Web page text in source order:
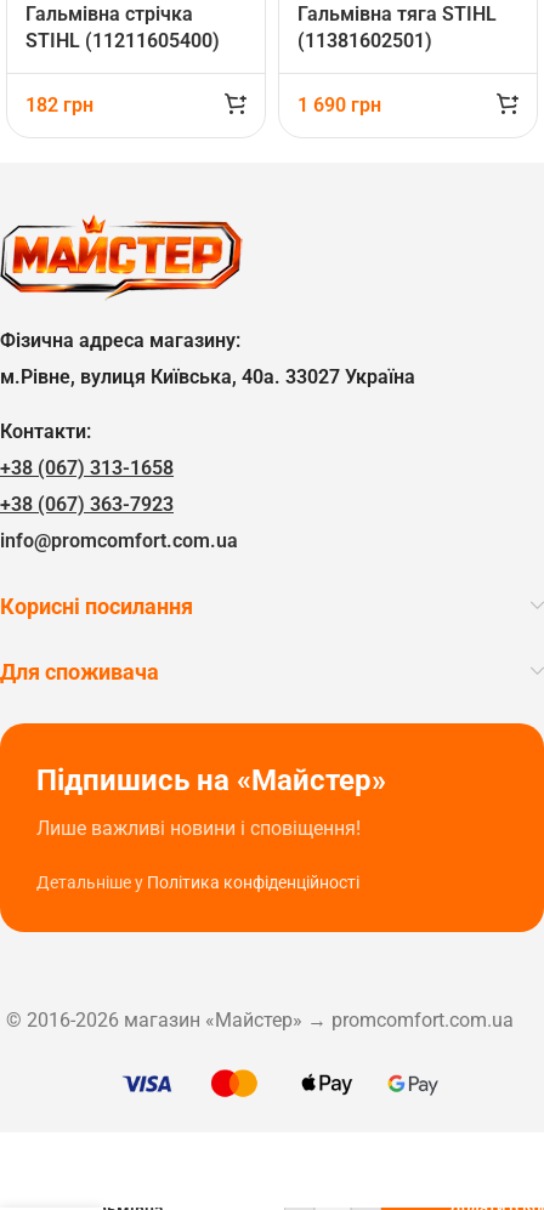
Гальмівна стрічка
STIHL (11211605400)
182 грн
Гальмівна тяга STIHL
(11381602501)
1 690 грн
Фізична адреса магазину:
м.Рівне, вулиця Київська, 40а. 33027 Україна
Контакти:
+38 (067) 313-1658
+38 (067) 363-7923
info@promcomfort.com.ua
Корисні посилання
Для споживача
Підпишись на «Майстер»
Лише важливі новини і сповіщення!
Детальніше у Політика конфіденційності
© 2016-2026 магазин «Майстер» → promcomfort.com.ua